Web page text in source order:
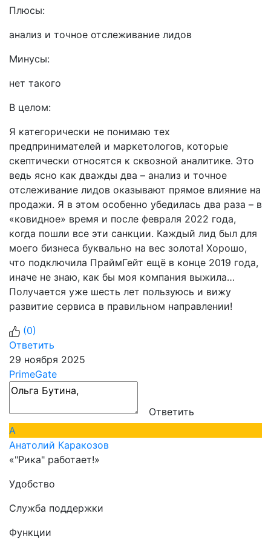
Плюсы:
анализ и точное отслеживание лидов
Минусы:
нет такого
В целом:
Я категорически не понимаю тех
предпринимателей и маркетологов, которые
скептически относятся к сквозной аналитике. Это
ведь ясно как дважды два – анализ и точное
отслеживание лидов оказывают прямое влияние на
продажи. Я в этом особенно убедилась два раза – в
«ковидное» время и после февраля 2022 года,
когда пошли все эти санкции. Каждый лид был для
моего бизнеса буквально на вес золота! Хорошо,
что подключила ПраймГейт ещё в конце 2019 года,
иначе не знаю, как бы моя компания выжила…
Получается уже шесть лет пользуюсь и вижу
развитие сервиса в правильном направлении!
(0)
Ответить
29 ноября 2025
PrimeGate
Ответить
А
Анатолий Каракозов
«"Рика" работает!»
Удобство
Служба поддержки
Функции